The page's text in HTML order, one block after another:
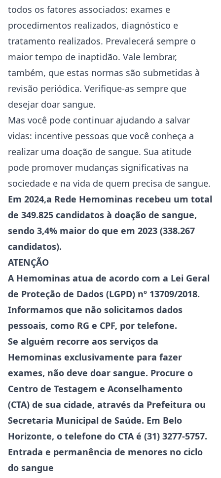
todos os fatores associados: exames e
procedimentos realizados, diagnóstico e
tratamento realizados. Prevalecerá sempre o
maior tempo de inaptidão. Vale lembrar,
também, que estas normas são submetidas à
revisão periódica. Verifique-as sempre que
desejar doar sangue.
Mas você pode continuar ajudando a salvar
vidas: incentive pessoas que você conheça a
realizar uma doação de sangue. Sua atitude
pode promover mudanças significativas na
sociedade e na vida de quem precisa de sangue.
Em 2024,a Rede Hemominas recebeu um total
de 349.825 candidatos à doação de sangue,
sendo 3,4% maior do que em 2023 (338.267
candidatos).
ATENÇÃO
A Hemominas atua de acordo com a Lei Geral
de Proteção de Dados (LGPD) nº 13709/2018.
Informamos que não solicitamos dados
pessoais, como RG e CPF, por telefone.
Se alguém recorre aos serviços da
Hemominas exclusivamente para fazer
exames, não deve doar sangue. Procure o
Centro de Testagem e Aconselhamento
(CTA) de sua cidade, através da Prefeitura ou
Secretaria Municipal de Saúde. Em Belo
Horizonte, o telefone do CTA é (31) 3277-5757.
Entrada e permanência de menores no ciclo
do sangue